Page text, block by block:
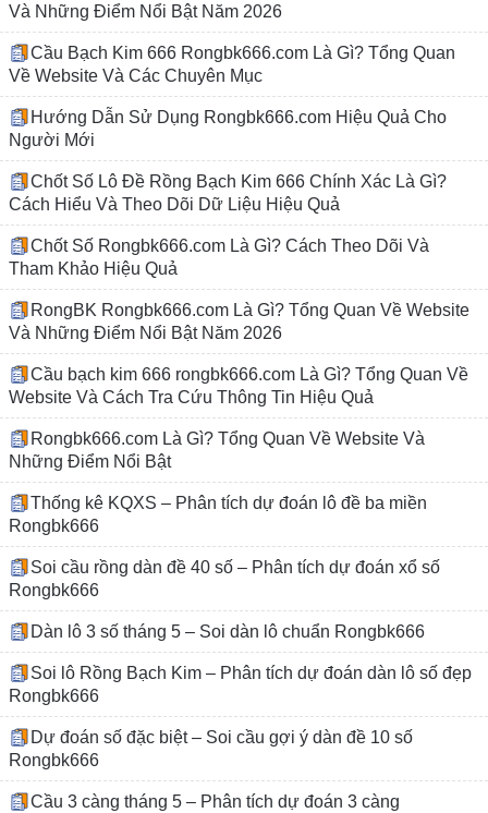
Và Những Điểm Nổi Bật Năm 2026
Cầu Bạch Kim 666 Rongbk666.com Là Gì? Tổng Quan
Về Website Và Các Chuyên Mục
Hướng Dẫn Sử Dụng Rongbk666.com Hiệu Quả Cho
Người Mới
Chốt Số Lô Đề Rồng Bạch Kim 666 Chính Xác Là Gì?
Cách Hiểu Và Theo Dõi Dữ Liệu Hiệu Quả
Chốt Số Rongbk666.com Là Gì? Cách Theo Dõi Và
Tham Khảo Hiệu Quả
RongBK Rongbk666.com Là Gì? Tổng Quan Về Website
Và Những Điểm Nổi Bật Năm 2026
Cầu bạch kim 666 rongbk666.com Là Gì? Tổng Quan Về
Website Và Cách Tra Cứu Thông Tin Hiệu Quả
Rongbk666.com Là Gì? Tổng Quan Về Website Và
Những Điểm Nổi Bật
Thống kê KQXS – Phân tích dự đoán lô đề ba miền
Rongbk666
Soi cầu rồng dàn đề 40 số – Phân tích dự đoán xổ số
Rongbk666
Dàn lô 3 số tháng 5 – Soi dàn lô chuẩn Rongbk666
Soi lô Rồng Bạch Kim – Phân tích dự đoán dàn lô số đẹp
Rongbk666
Dự đoán số đặc biệt – Soi cầu gợi ý dàn đề 10 số
Rongbk666
Cầu 3 càng tháng 5 – Phân tích dự đoán 3 càng